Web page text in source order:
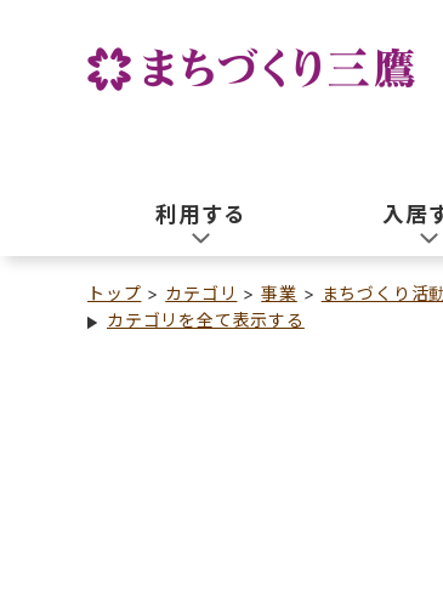
利用する 入居
トップ カテゴリ 事業 まちづくり活
カテゴリを全て表示する